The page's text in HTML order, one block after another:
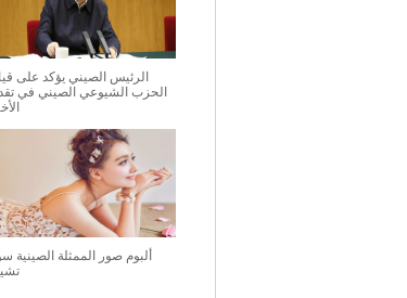
الرئيس الصيني يؤكد على
الحزب الشيوعي الصيني في
ألبوم صور الممثلة الصينية